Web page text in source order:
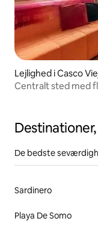
Lejlighed i Casco
Centralt sted med
De bedste
Sardinero
Playa De Somo